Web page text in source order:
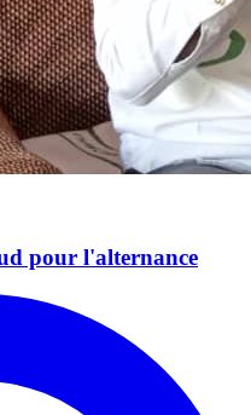
pour l'alternance